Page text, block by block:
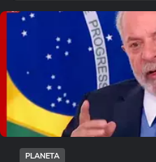
Ops!
Não foi
Tentar
PLANETA